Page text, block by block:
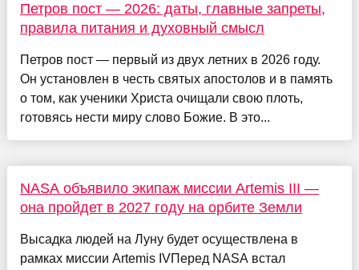
Петров пост — 2026: даты, главные запреты,
правила питания и духовный смысл
Петров пост — первый из двух летних в 2026 году.
Он установлен в честь святых апостолов и в память
о том, как ученики Христа очищали свою плоть,
готовясь нести миру слово Божие. В это...
NASA объявило экипаж миссии Artemis III —
она пройдет в 2027 году на орбите Земли
Высадка людей на Луну будет осуществлена в
рамках миссии Artemis IVПеред NASA встал